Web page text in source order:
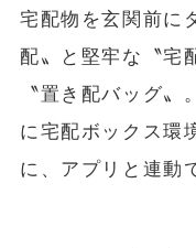
宅配物を玄関前に
配〟と堅牢な〝宅
〝置き配バッグ
に宅配ボックス環
に、アプリと連動